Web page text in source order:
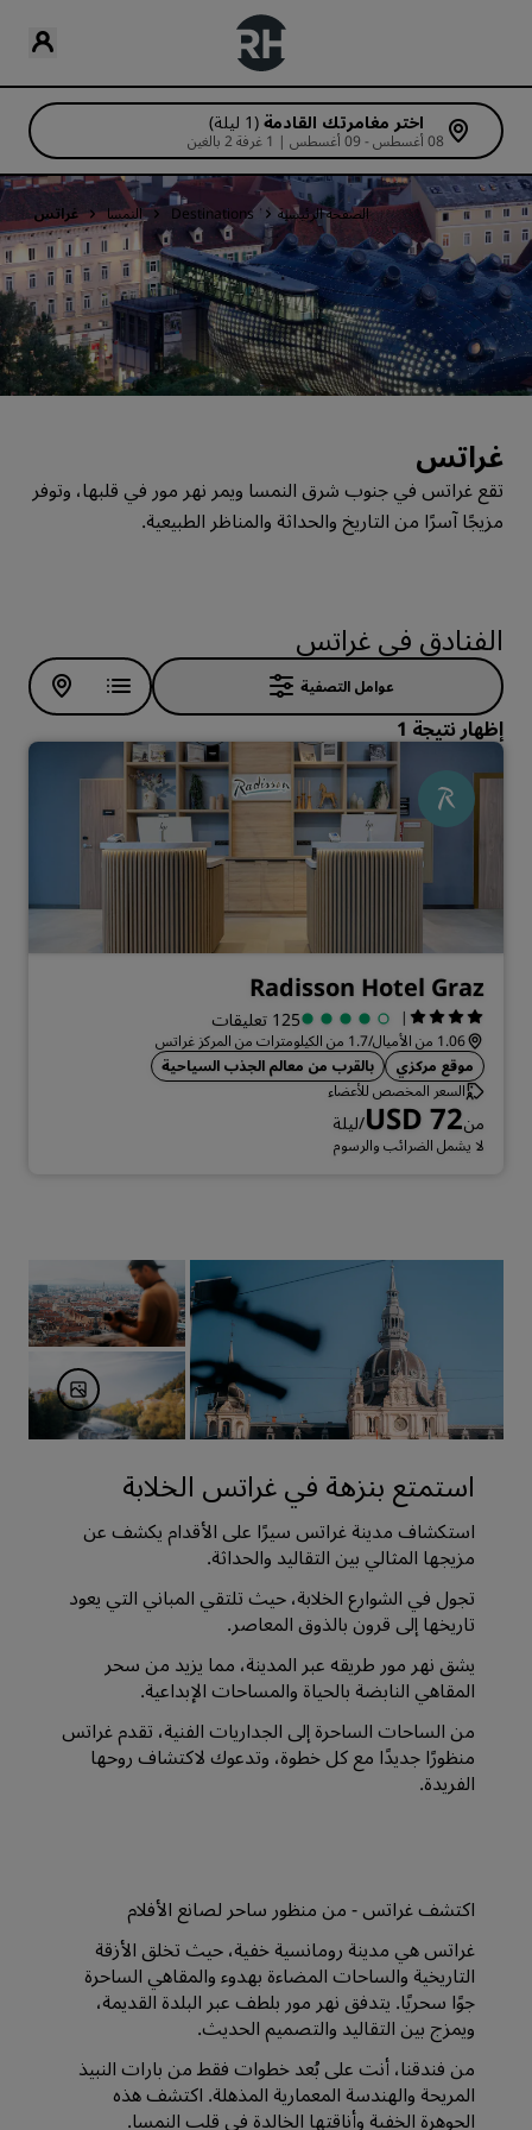
اختر مغامرتك القادمة (1 ليلة)
08 أغسطس - 09 أغسطس | 1 غرفة 2 بالغين
الصفحة الرئيسية Destinations النمسا غراتس
غراتس
تقع غراتس في جنوب شرق النمسا ويمر نهر مور في قلبها، وتوفر
مزيجًا آسرًا من التاريخ والحداثة والمناظر الطبيعية.
الفنادق في غراتس
عوامل التصفية
إظهار نتيجة 1
Radisson Hotel Graz
| 125 تعليقات
1.06 من الأميال/1.7 من الكيلومترات من المركز غراتس
موقع مركزي
بالقرب من معالم الجذب السياحية
السعر المخصص للأعضاء
منUSD 72/ليلة
لا يشمل الضرائب والرسوم
استمتع بنزهة في غراتس الخلابة
استكشاف مدينة غراتس سيرًا على الأقدام يكشف عن
مزيجها المثالي بين التقاليد والحداثة.
تجول في الشوارع الخلابة، حيث تلتقي المباني التي يعود
تاريخها إلى قرون بالذوق المعاصر.
يشق نهر مور طريقه عبر المدينة، مما يزيد من سحر
المقاهي النابضة بالحياة والمساحات الإبداعية.
من الساحات الساحرة إلى الجداريات الفنية، تقدم غراتس
منظورًا جديدًا مع كل خطوة، وتدعوك لاكتشاف روحها
الفريدة.
اكتشف غراتس - من منظور ساحر لصانع الأفلام
غراتس هي مدينة رومانسية خفية، حيث تخلق الأزقة
التاريخية والساحات المضاءة بهدوء والمقاهي الساحرة
جوًا سحريًا. يتدفق نهر مور بلطف عبر البلدة القديمة،
ويمزج بين التقاليد والتصميم الحديث.
من فندقنا، أنت على بُعد خطوات فقط من بارات النبيذ
المريحة والهندسة المعمارية المذهلة. اكتشف هذه
الجوهرة الخفية وأناقتها الخالدة في قلب النمسا.